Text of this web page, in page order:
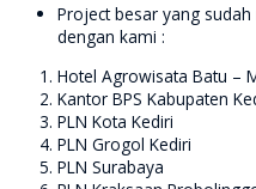
Project besar yang
dengan kami :
Hotel Agrowisata Batu –
Kantor BPS Kabupaten
PLN Kota Kediri
PLN Grogol Kediri
PLN Surabaya